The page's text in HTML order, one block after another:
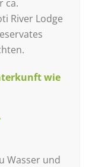
ca.
River Lodge
wie
Wasser und